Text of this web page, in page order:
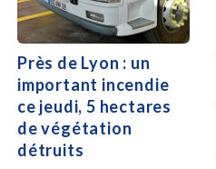
Près de Lyon : un
important incendie
ce jeudi, 5 hectares
de végétation
détruits